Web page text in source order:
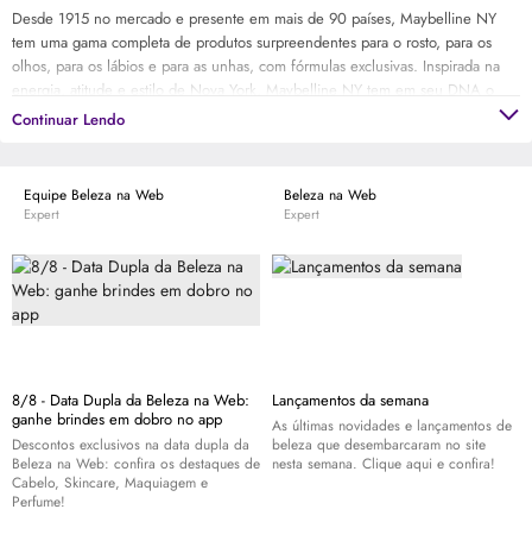
Desde 1915 no mercado e presente em mais de 90 países, Maybelline NY
tem uma gama completa de produtos surpreendentes para o rosto, para os
olhos, para os lábios e para as unhas, com fórmulas exclusivas. Inspirada na
energia, atitude e estilo de Nova York, Maybelline NY tem em seu DNA o
toque urbano e sofisticado da cidade. Assim, traduz as últimas tendências das
Continuar Lendo
Equipe Beleza na Web
Expert
8/8 - Data Dupla da Beleza na Web:
ganhe brindes em dobro no app
Descontos exclusivos na data dupla da
Beleza na Web: confira os destaques de
Cabelo, Skincare, Maquiagem e
Perfume!
Beleza na Web
Expert
Lançamentos da semana
As últimas novidades e lançamentos de
beleza que desembarcaram no site
nesta semana. Clique aqui e confira!